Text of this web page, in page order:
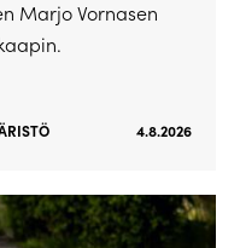
Marjo Vornasen
4.8.2026